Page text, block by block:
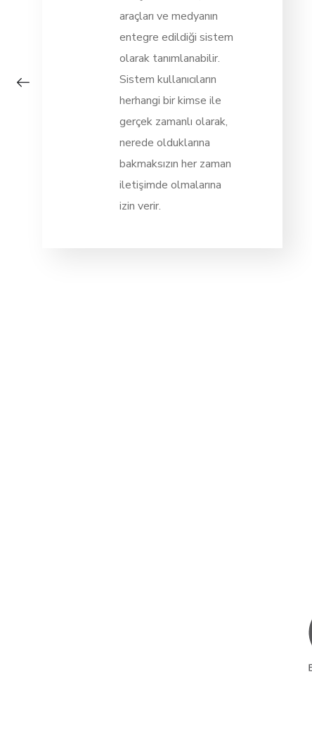
araçları ve medyanın
entegre edildiği sistem
olarak tanımlanabilir.
Sistem kullanıcıların
herhangi bir kimse ile
gerçek zamanlı olarak,
nerede olduklarına
bakmaksızın her zaman
iletişimde olmalarına
izin verir.